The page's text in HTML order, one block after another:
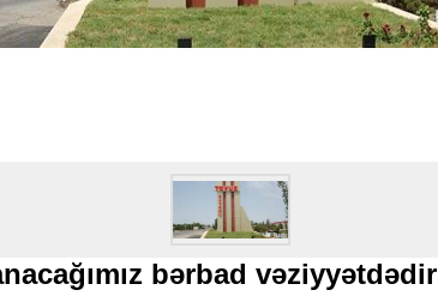
bərbad vəziyyətdədir